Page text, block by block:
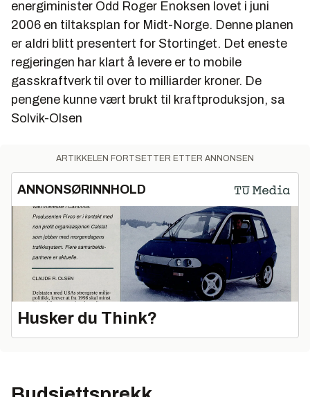
energiminister Odd Roger Enoksen lovet i juni
2006 en tiltaksplan for Midt-Norge. Denne planen
er aldri blitt presentert for Stortinget. Det eneste
regjeringen har klart å levere er to mobile
gasskraftverk til over to milliarder kroner. De
pengene kunne vært brukt til kraftproduksjon, sa
Solvik-Olsen
ARTIKKELEN FORTSETTER ETTER ANNONSEN
ANNONSØRINNHOLD
Husker du Think?